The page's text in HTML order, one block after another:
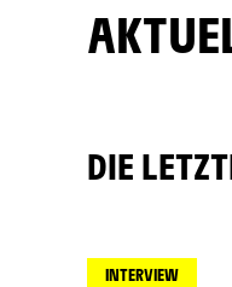
DIE
INTERVIEW